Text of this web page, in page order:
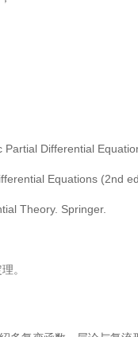
Differential
Equations (2nd
Theory. Springer.
。